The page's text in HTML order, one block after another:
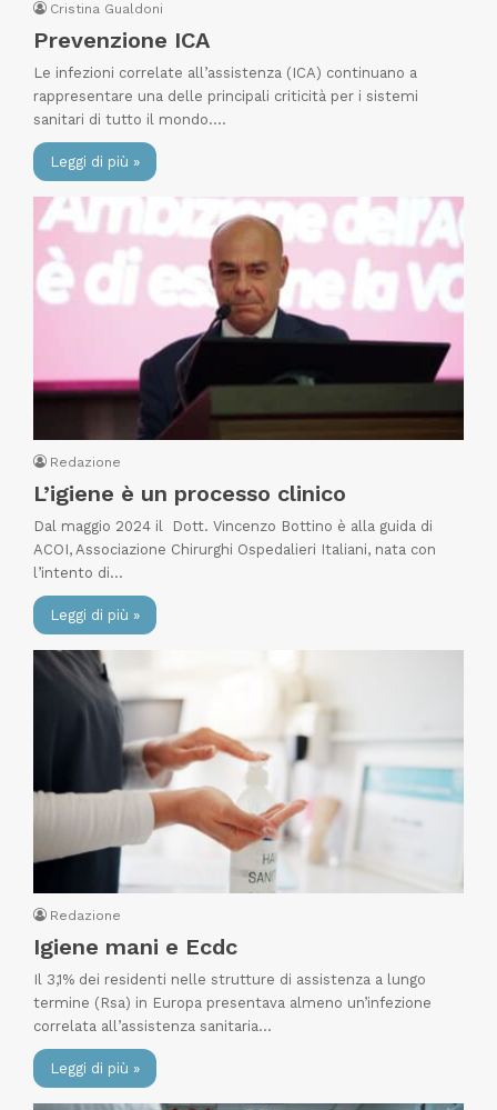
Cristina Gualdoni
Prevenzione ICA
Le infezioni correlate all’assistenza (ICA) continuano a
rappresentare una delle principali criticità per i sistemi
sanitari di tutto il mondo.…
Leggi di più »
Redazione
L’igiene è un processo clinico
Dal maggio 2024 il Dott. Vincenzo Bottino è alla guida di
ACOI, Associazione Chirurghi Ospedalieri Italiani, nata con
l’intento di…
Leggi di più »
Redazione
Igiene mani e Ecdc
Il 3,1% dei residenti nelle strutture di assistenza a lungo
termine (Rsa) in Europa presentava almeno un’infezione
correlata all’assistenza sanitaria…
Leggi di più »